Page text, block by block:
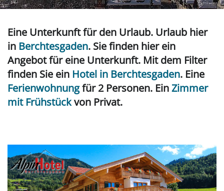
Eine Unterkunft für den Urlaub. Urlaub hier
in Berchtesgaden. Sie finden hier ein
Angebot für eine Unterkunft. Mit dem Filter
finden Sie ein Hotel in Berchtesgaden. Eine
Ferienwohnungfür 2 Personen. EinZimmer
mit Frühstückvon Privat.